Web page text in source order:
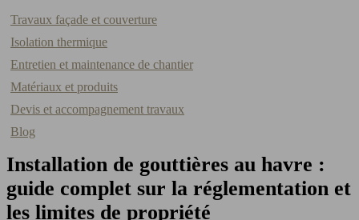
Travaux façade et couverture
Isolation thermique
Entretien et maintenance de chantier
Matériaux et produits
Devis et accompagnement travaux
Blog
Installation de gouttières au havre :
guide complet sur la réglementation et
les limites de propriété